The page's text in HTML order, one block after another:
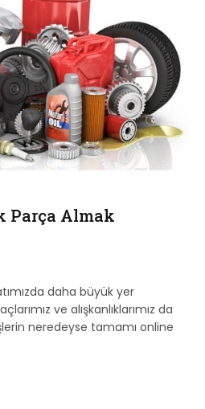
Parça Almak
daha büyük yer
ve alışkanlıklarımız da
neredeyse tamamı online